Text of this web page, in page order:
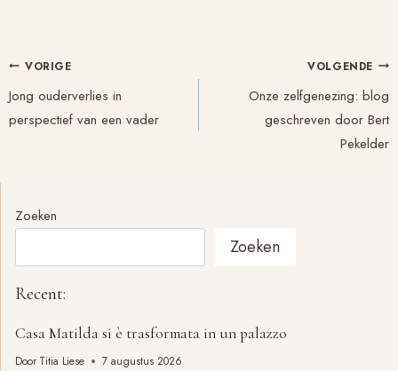
Bericht
navigatie
VORIGE
Jong ouderverlies in
perspectief van een vader
VOLGENDE
Onze zelfgenezing: blog
geschreven door Bert
Pekelder
Zoeken
Zoeken
Recent:
Casa Matilda si è trasformata in un palazzo
Door Titia Liese 7 augustus 2026